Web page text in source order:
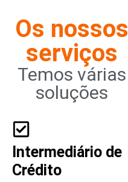
Os nossos
serviços
Temos várias
soluções
Intermediário de
Crédito